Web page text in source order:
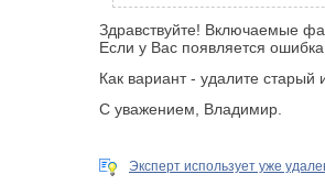
Здравствуйте! Включаемые
Если у Вас появляется
Как вариант - удалите старый
С уважением, Владимир.
Эксперт использует уже